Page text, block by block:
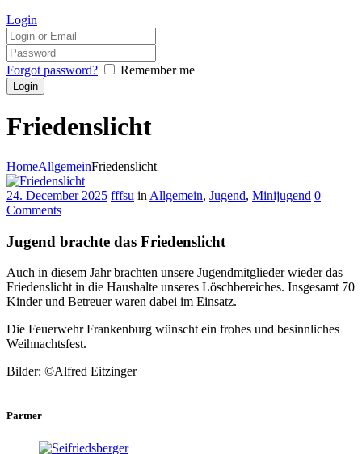
Login
Forgot password? Remember me
Friedenslicht
HomeAllgemeinFriedenslicht
24. December 2025 fffsu in Allgemein, Jugend, Minijugend 0
Comments
Jugend brachte das Friedenslicht
Auch in diesem Jahr brachten unsere Jugendmitglieder wieder das
Friedenslicht in die Haushalte unseres Löschbereiches. Insgesamt 70
Kinder und Betreuer waren dabei im Einsatz.
Die Feuerwehr Frankenburg wünscht ein frohes und besinnliches
Weihnachtsfest.
Bilder: ©Alfred Eitzinger
Partner